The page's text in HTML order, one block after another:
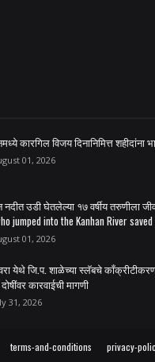
कारगिल विजय दिनानिमित्त शहीदांना
01, 2026
नदीत उडी घेतलेल्या १७ वर्षीय तरुणीला
jumped into the Kanhan River saved
01, 2026
येथे जि.प. शाळेच्या स्लॅबचे
कारवाईची मागणी
31, 2026
terms-and-conditions privacy-